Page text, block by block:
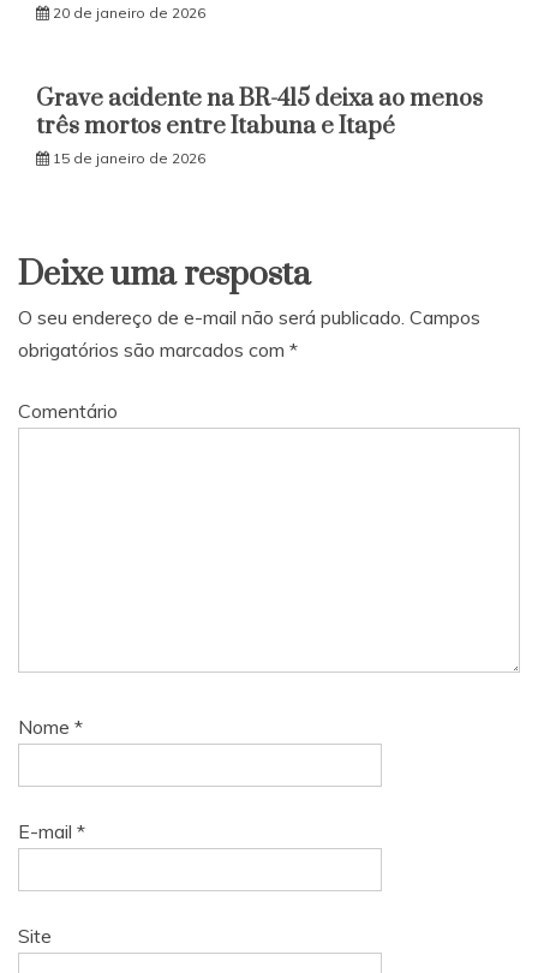
20 de janeiro de 2026
Grave acidente na BR-415 deixa ao menos
três mortos entre Itabuna e Itapé
15 de janeiro de 2026
Deixe uma resposta
O seu endereço de e-mail não será publicado. Campos
obrigatórios são marcados com *
Comentário
Nome *
E-mail *
Site